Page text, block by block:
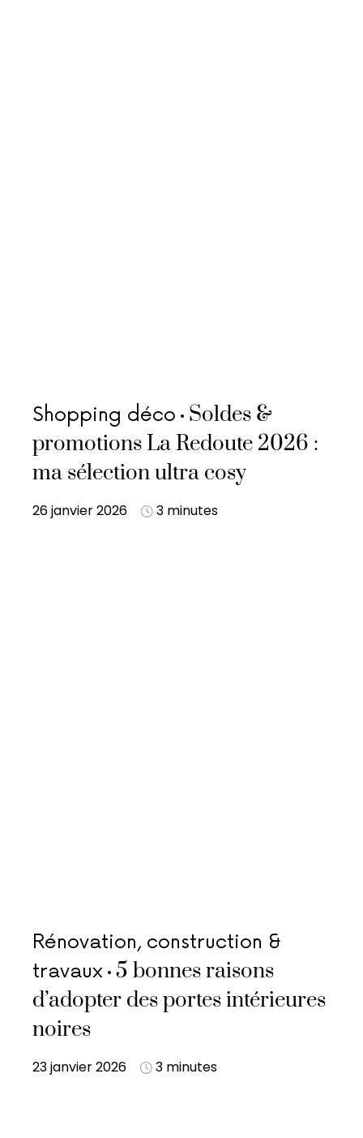
Shopping déco
Soldes &
promotions La Redoute 2026 :
ma sélection ultra cosy
26 janvier 2026 3 minutes
Rénovation, construction &
travaux 5 bonnes raisons
d’adopter des portes intérieures
noires
23 janvier 2026 3 minutes